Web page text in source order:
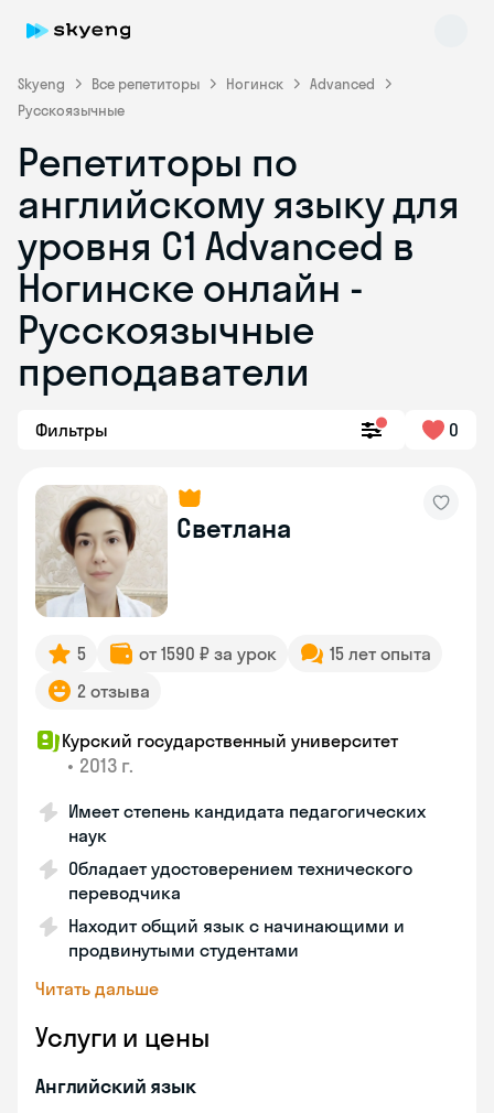
Skyeng Все репетиторы Ногинск
Advanced
Русскоязычные
Репетиторы по
английскому языку для
уровня C1 Advanced в
Ногинске онлайн -
Русскоязычные
преподаватели
Фильтры 0
Светлана
5 от 1590 ₽ за урок
15 лет опыта
2 отзыва
Курский государственный университет
• 2013 г.
Имеет степень кандидата педагогических
наук
Обладает удостоверением технического
переводчика
Находит общий язык с начинающими и
продвинутыми студентами
Читать дальше
Услуги и цены
Английский язык
Skyeng Chat